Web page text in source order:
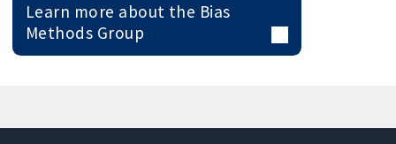
Learn more about the Bias
Methods Group